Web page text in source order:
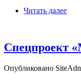
Читать далее
Спецпроект
Опубликовано